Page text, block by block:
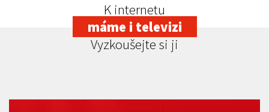
K internetu
máme i televizi
Vyzkoušejte si ji